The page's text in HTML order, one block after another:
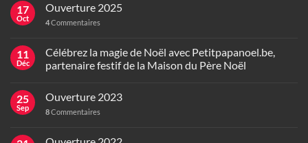
17
Oct
Ouverture 2025
4Commentaires
11
Déc
Célébrez la magie de Noël avec Petitpapanoel.be,
partenaire festif de la Maison du Père Noël
25
Sep
Ouverture 2023
8Commentaires